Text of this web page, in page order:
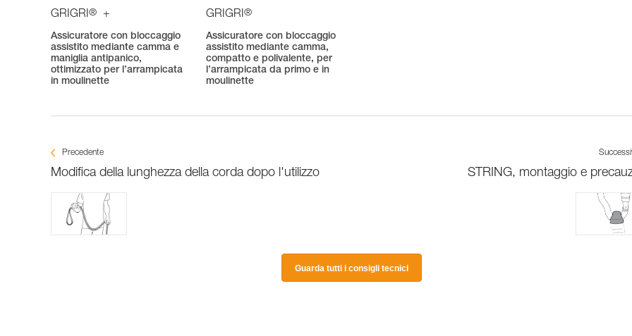
GRIGRI® +
Assicuratore con bloccaggio
assistito mediante camma e
maniglia antipanico,
ottimizzato per l’arrampicata
in moulinette
GRIGRI®
Assicuratore con bloccaggio
assistito mediante camma,
compatto e polivalente, per
l’arrampicata da primo e in
moulinette
Precedente
Modifica della lunghezza della corda dopo l'utilizzo STRING, montaggio e
Guarda tutti i consigli tecnici